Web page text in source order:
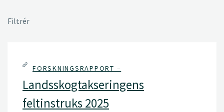
Filtrér
FORSKNINGSRAPPORT –
Landsskogtakseringens
feltinstruks 2025